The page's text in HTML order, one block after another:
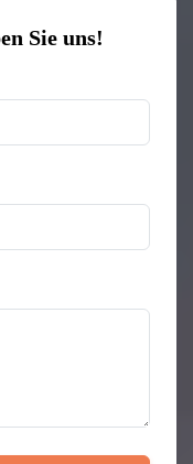
Sie uns!